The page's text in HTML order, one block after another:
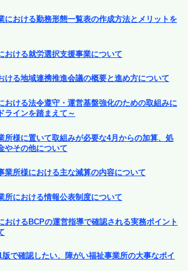
における勤務形態一覧表の作成方法とメリットを
おける就労選択支援事業について
ける地域連携推進会議の概要と進め方について
おける法令遵守・運営基盤強化のための取組みに
ラインを踏まえて～
所様に置いて取組みが必要な4月からの加算、処
やその他について
業所様における主な減算の内容について
所における情報公表制度について
おけるBCPの運営指導で確認される実務ポイント
で確認したい、障がい福祉事業所の大事なポイ